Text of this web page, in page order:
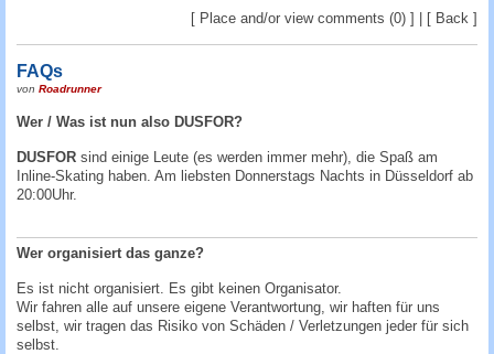
[ Place and/or view comments (0) ] | [ Back ]
FAQs
von Roadrunner
Wer / Was ist nun also DUSFOR?
DUSFOR sind einige Leute (es werden immer mehr), die Spaß am
Inline-Skating haben. Am liebsten Donnerstags Nachts in Düsseldorf ab
20:00Uhr.
Wer organisiert das ganze?
Es ist nicht organisiert. Es gibt keinen Organisator.
Wir fahren alle auf unsere eigene Verantwortung, wir haften für uns
selbst, wir tragen das Risiko von Schäden / Verletzungen jeder für sich
selbst.